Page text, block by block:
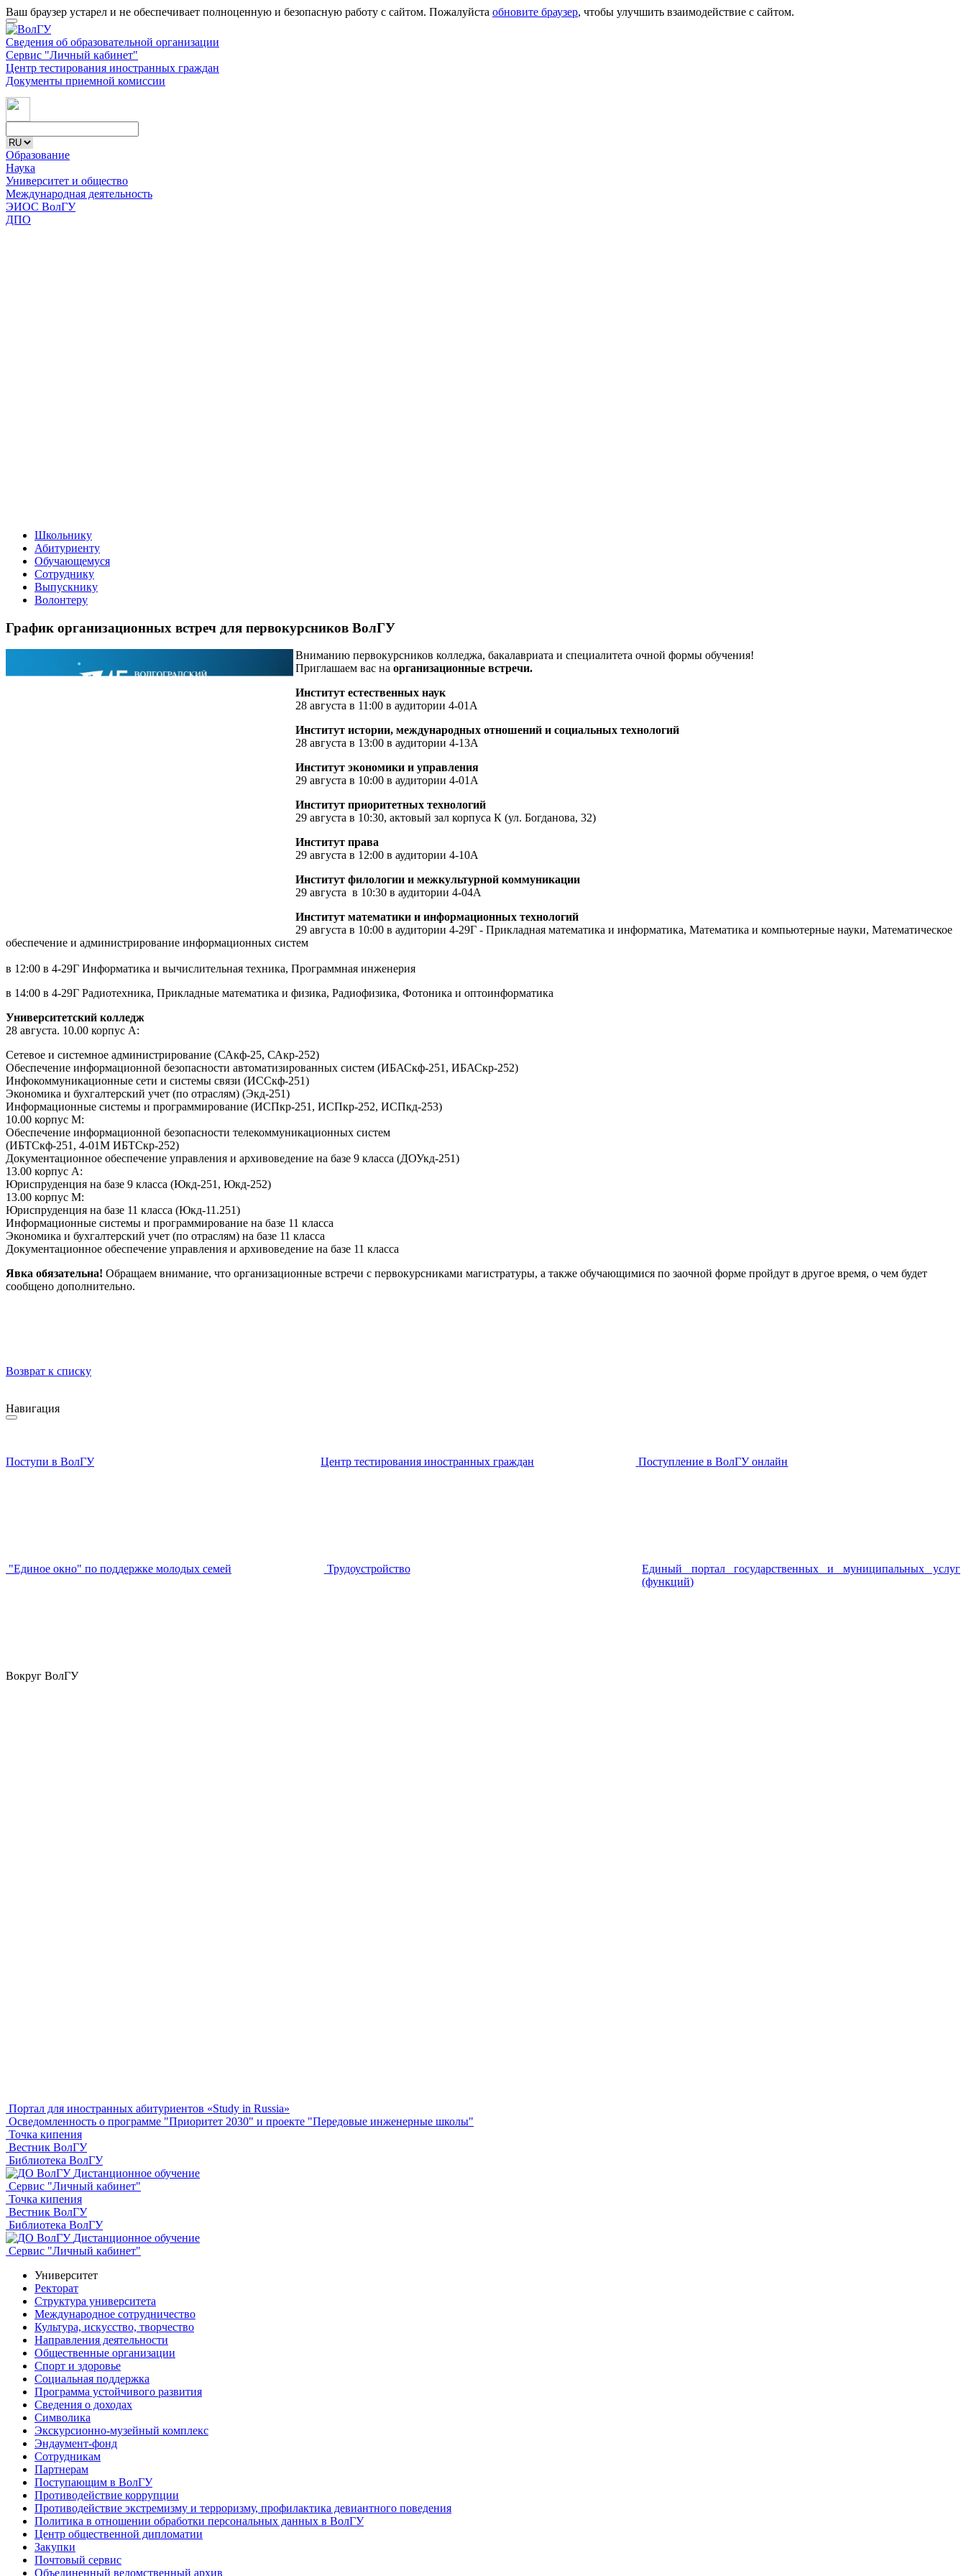
Ваш браузер устарел и не обеспечивает полноценную и безопасную работу с сайтом. Пожалуйста обновите браузер, чтобы улучшить взаимодействие с сайтом.
Сведения об образовательной организации
Сервис "Личный кабинет"
Центр тестирования иностранных граждан
Документы приемной комиссии
Образование
Наука
Университет и общество
Международная деятельность
ЭИОС ВолГУ
ДПО
Школьнику
Абитуриенту
Обучающемуся
Сотруднику
Выпускнику
Волонтеру
График организационных встреч для первокурсников ВолГУ
Вниманию первокурсников колледжа, бакалавриата и специалитета очной формы обучения!
Приглашаем вас на организационные встречи.
Институт естественных наук
28 августа в 11:00 в аудитории 4-01А
Институт истории, международных отношений и социальных технологий
28 августа в 13:00 в аудитории 4-13А
Институт экономики и управления
29 августа в 10:00 в аудитории 4-01А
Институт приоритетных технологий
29 августа в 10:30, актовый зал корпуса К (ул. Богданова, 32)
Институт права
29 августа в 12:00 в аудитории 4-10А
Институт филологии и межкультурной коммуникации
29 августа в 10:30 в аудитории 4-04А
Институт математики и информационных технологий
29 августа в 10:00 в аудитории 4-29Г - Прикладная математика и информатика, Математика и компьютерные науки, Математическое
обеспечение и администрирование информационных систем
в 12:00 в 4-29Г Информатика и вычислительная техника, Программная инженерия
в 14:00 в 4-29Г Радиотехника, Прикладные математика и физика, Радиофизика, Фотоника и оптоинформатика
Университетский колледж
28 августа. 10.00 корпус А:
Сетевое и системное администрирование (САкф-25, САкр-252)
Обеспечение информационной безопасности автоматизированных систем (ИБАСкф-251, ИБАСкр-252)
Инфокоммуникационные сети и системы связи (ИССкф-251)
Экономика и бухгалтерский учет (по отраслям) (Экд-251)
Информационные системы и программирование (ИСПкр-251, ИСПкр-252, ИСПкд-253)
10.00 корпус М:
Обеспечение информационной безопасности телекоммуникационных систем
(ИБТСкф-251, 4-01М ИБТСкр-252)
Документационное обеспечение управления и архивоведение на базе 9 класса (ДОУкд-251)
13.00 корпус А:
Юриспруденция на базе 9 класса (Юкд-251, Юкд-252)
13.00 корпус М:
Юриспруденция на базе 11 класса (Юкд-11.251)
Информационные системы и программирование на базе 11 класса
Экономика и бухгалтерский учет (по отраслям) на базе 11 класса
Документационное обеспечение управления и архивоведение на базе 11 класса
Явка обязательна! Обращаем внимание, что организационные встречи с первокурсниками магистратуры, а также обучающимися по заочной форме пройдут в другое время, о чем будет
сообщено дополнительно.
Возврат к списку
Навигация
Поступи в ВолГУ Центр тестирования иностранных граждан Поступление в ВолГУ онлайн
"Единое окно" по поддержке молодых семей Трудоустройство
Единый портал государственных и муниципальных услуг
(функций)
Вокруг ВолГУ
Портал для иностранных абитуриентов «Study in Russia»
Осведомленность о программе "Приоритет 2030" и проекте "Передовые инженерные школы"
Точка кипения
Вестник ВолГУ
Библиотека ВолГУ
Дистанционное обучение
Сервис "Личный кабинет"
Точка кипения
Вестник ВолГУ
Библиотека ВолГУ
Дистанционное обучение
Сервис "Личный кабинет"
Университет
Ректорат
Структура университета
Международное сотрудничество
Культура, искусство, творчество
Направления деятельности
Общественные организации
Спорт и здоровье
Социальная поддержка
Программа устойчивого развития
Сведения о доходах
Символика
Экскурсионно-музейный комплекс
Эндаумент-фонд
Сотрудникам
Партнерам
Поступающим в ВолГУ
Противодействие коррупции
Противодействие экстремизму и терроризму, профилактика девиантного поведения
Политика в отношении обработки персональных данных в ВолГУ
Центр общественной дипломатии
Закупки
Почтовый сервис
Объединенный ведомственный архив